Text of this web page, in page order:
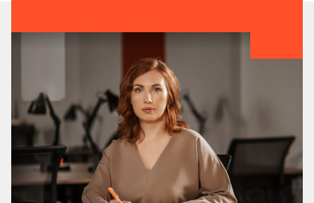
за 1 сотрудника
5 600 ₽
Восстановление учета УСН
за 1 отчёт
Восстановление учета ОСНО
+ 360 ₽ за 1 документ